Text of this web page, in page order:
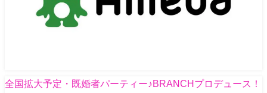
全国拡大予定・既婚者パーティー♪BRANCHプロデュース！